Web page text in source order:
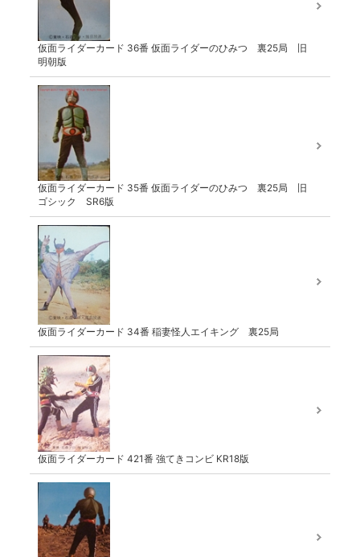
仮面ライダーカード 36番 仮面ライダーのひみつ 裏25局 旧
明朝版
仮面ライダーカード 35番 仮面ライダーのひみつ 裏25局 旧
ゴシック SR6版
仮面ライダーカード 34番 稲妻怪人エイキング 裏25局
仮面ライダーカード 421番 強てきコンビ KR18版